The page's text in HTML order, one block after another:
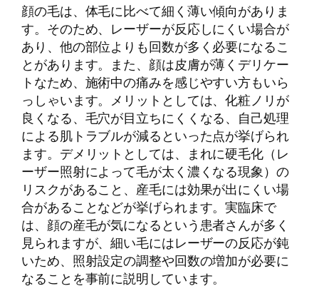
顔の毛は、体毛に比べて細く薄い傾向がありま
す。そのため、レーザーが反応しにくい場合が
あり、他の部位よりも回数が多く必要になるこ
とがあります。また、顔は皮膚が薄くデリケー
トなため、施術中の痛みを感じやすい方もいら
っしゃいます。メリットとしては、化粧ノリが
良くなる、毛穴が目立ちにくくなる、自己処理
による肌トラブルが減るといった点が挙げられ
ます。デメリットとしては、まれに硬毛化（レ
ーザー照射によって毛が太く濃くなる現象）の
リスクがあること、産毛には効果が出にくい場
合があることなどが挙げられます。実臨床で
は、顔の産毛が気になるという患者さんが多く
見られますが、細い毛にはレーザーの反応が鈍
いため、照射設定の調整や回数の増加が必要に
なることを事前に説明しています。